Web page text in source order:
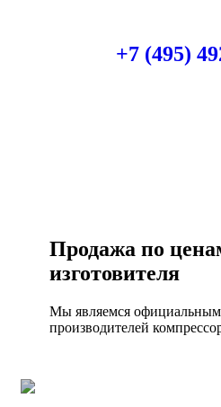
+7 (495)
Продажа по
изготовителя
Мы являемся
производителей